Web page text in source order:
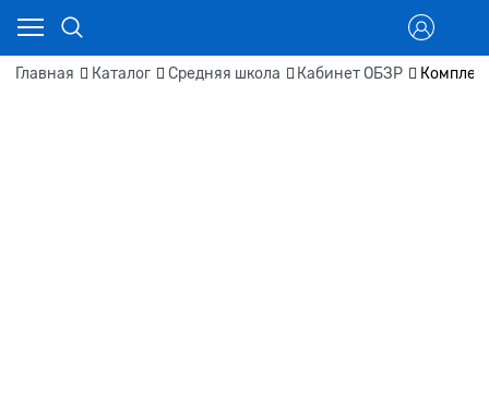
Главная Каталог Средняя школа Кабинет ОБЗР